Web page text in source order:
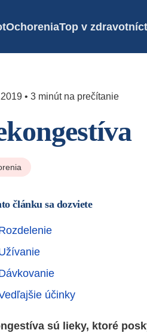
OchoreniaTop v
• 3 minút na prečítanie
článku sa dozviete
účinky
sú lieky, ktoré